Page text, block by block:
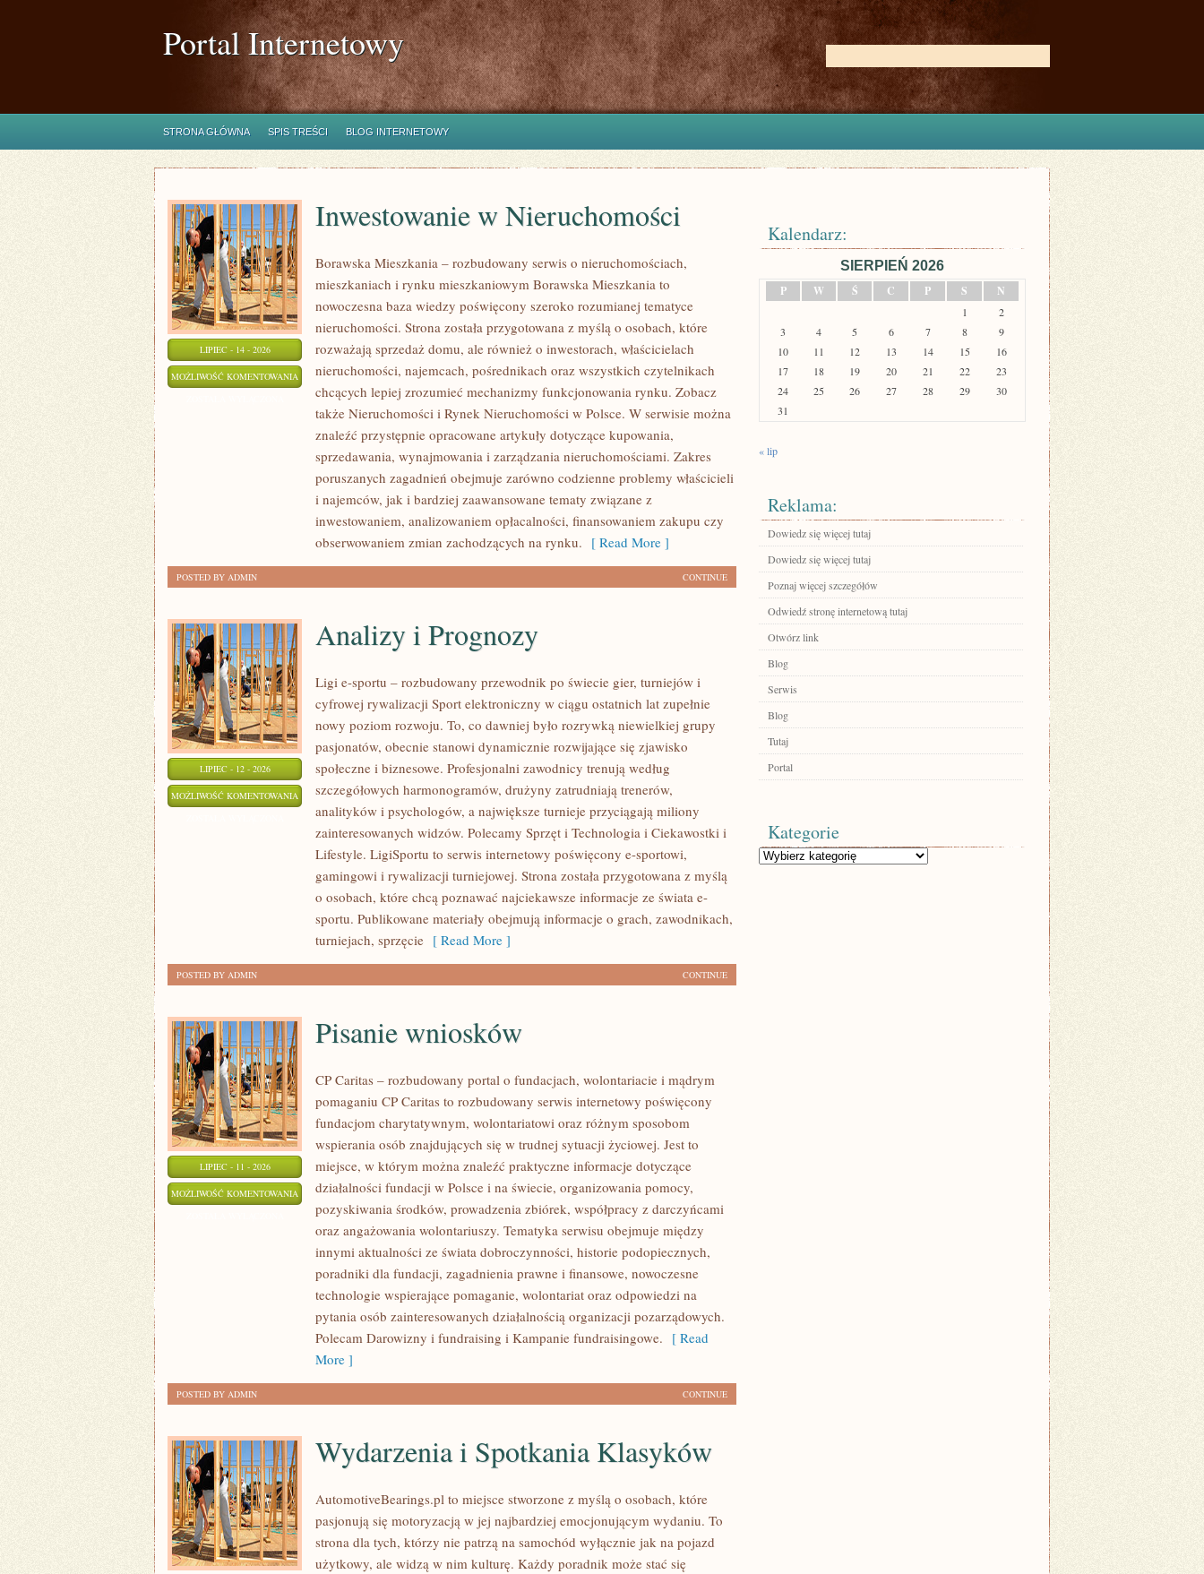
Portal Internetowy
STRONA GŁÓWNA SPIS TREŚCI BLOG INTERNETOWY
LIPIEC - 14 - 2026
MOŻLIWOŚĆ KOMENTOWANIA INWESTOWANIE
NIERUCHOMOŚCI
Inwestowanie w Nieruchomości
Borawska Mieszkania – rozbudowany serwis o nieruchomościach,
mieszkaniach i rynku mieszkaniowym Borawska Mieszkania to
nowoczesna baza wiedzy poświęcony szeroko rozumianej tematyce
nieruchomości. Strona została przygotowana z myślą o osobach, które
rozważają sprzedaż domu, ale również o inwestorach, właścicielach
nieruchomości, najemcach, pośrednikach oraz wszystkich czytelnikach
chcących lepiej zrozumieć mechanizmy funkcjonowania rynku. Zobacz
także Nieruchomości i Rynek Nieruchomości w Polsce. W serwisie można
znaleźć przystępnie opracowane artykuły dotyczące kupowania,
sprzedawania, wynajmowania i zarządzania nieruchomościami. Zakres
poruszanych zagadnień obejmuje zarówno codzienne problemy właścicieli
i najemców, jak i bardziej zaawansowane tematy związane z
inwestowaniem, analizowaniem opłacalności, finansowaniem zakupu czy
obserwowaniem zmian zachodzących na rynku. [ Read More ]
CONTINUE
POSTED BY ADMIN
LIPIEC - 12 - 2026
MOŻLIWOŚĆ KOMENTOWANIA ANALIZY
PROGNOZY
Analizy i Prognozy
Ligi e-sportu – rozbudowany przewodnik po świecie gier, turniejów i
cyfrowej rywalizacji Sport elektroniczny w ciągu ostatnich lat zupełnie
nowy poziom rozwoju. To, co dawniej było rozrywką niewielkiej grupy
pasjonatów, obecnie stanowi dynamicznie rozwijające się zjawisko
społeczne i biznesowe. Profesjonalni zawodnicy trenują według
szczegółowych harmonogramów, drużyny zatrudniają trenerów,
analityków i psychologów, a największe turnieje przyciągają miliony
zainteresowanych widzów. Polecamy Sprzęt i Technologia i Ciekawostki i
Lifestyle. LigiSportu to serwis internetowy poświęcony e-sportowi,
gamingowi i rywalizacji turniejowej. Strona została przygotowana z myślą
o osobach, które chcą poznawać najciekawsze informacje ze świata e-
sportu. Publikowane materiały obejmują informacje o grach, zawodnikach,
turniejach, sprzęcie [ Read More ]
CONTINUE
POSTED BY ADMIN
LIPIEC - 11 - 2026
MOŻLIWOŚĆ KOMENTOWANIA PISANIE
WNIOSKÓW
Pisanie wniosków
CP Caritas – rozbudowany portal o fundacjach, wolontariacie i mądrym
pomaganiu CP Caritas to rozbudowany serwis internetowy poświęcony
fundacjom charytatywnym, wolontariatowi oraz różnym sposobom
wspierania osób znajdujących się w trudnej sytuacji życiowej. Jest to
miejsce, w którym można znaleźć praktyczne informacje dotyczące
działalności fundacji w Polsce i na świecie, organizowania pomocy,
pozyskiwania środków, prowadzenia zbiórek, współpracy z darczyńcami
oraz angażowania wolontariuszy. Tematyka serwisu obejmuje między
innymi aktualności ze świata dobroczynności, historie podopiecznych,
poradniki dla fundacji, zagadnienia prawne i finansowe, nowoczesne
technologie wspierające pomaganie, wolontariat oraz odpowiedzi na
pytania osób zainteresowanych działalnością organizacji pozarządowych.
Polecam Darowizny i fundraising i Kampanie fundraisingowe. [ Read
More ]
CONTINUE
POSTED BY ADMIN
Wydarzenia i Spotkania Klasyków
AutomotiveBearings.pl to miejsce stworzone z myślą o osobach, które
pasjonują się motoryzacją w jej najbardziej emocjonującym wydaniu. To
strona dla tych, którzy nie patrzą na samochód wyłącznie jak na pojazd
użytkowy, ale widzą w nim kulturę. Każdy poradnik może stać się
Kalendarz:
SIERPIEŃ 2026
P
W Ś C P S N
1
2
3
4 5 6 7 8
9
10
11 12 13 14 15
16
17
18 19 20 21 22
23
24
25 26 27 28 29
30
31
« lip
Reklama:
Dowiedz się więcej tutaj
Dowiedz się więcej tutaj
Poznaj więcej szczegółów
Odwiedź stronę internetową tutaj
Otwórz link
Blog
Serwis
Blog
Tutaj
Portal
Kategorie
Kategorie